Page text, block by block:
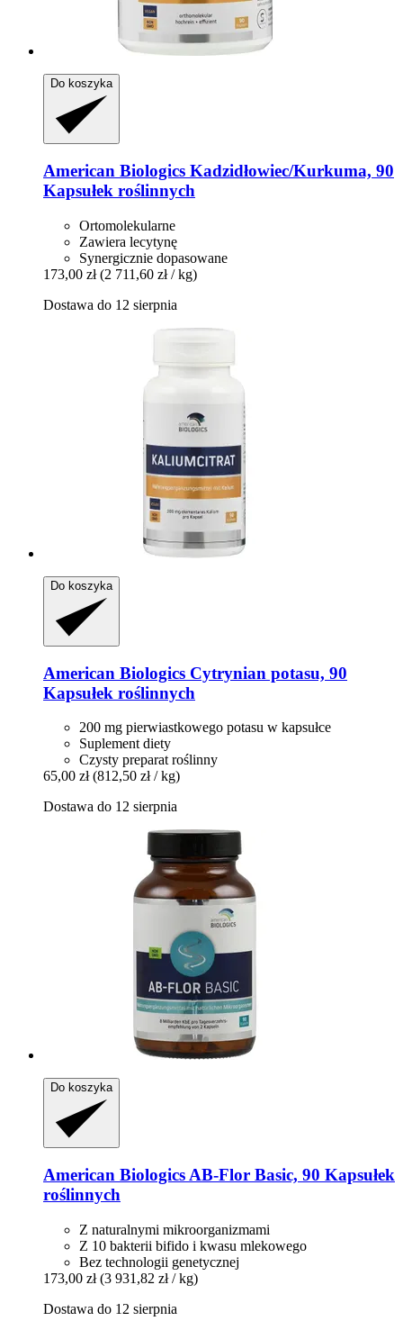
Do koszyka
American Biologics Kadzidłowiec/Kurkuma, 90
Kapsułek roślinnych
Ortomolekularne
Zawiera lecytynę
Synergicznie dopasowane
173,00 zł (2 711,60 zł / kg)
Dostawa do 12 sierpnia
Do koszyka
American Biologics Cytrynian potasu, 90
Kapsułek roślinnych
200 mg pierwiastkowego potasu w kapsułce
Suplement diety
Czysty preparat roślinny
65,00 zł (812,50 zł / kg)
Dostawa do 12 sierpnia
Do koszyka
American Biologics AB-​Flor Basic, 90 Kapsułek
roślinnych
Z naturalnymi mikroorganizmami
Z 10 bakterii bifido i kwasu mlekowego
Bez technologii genetycznej
173,00 zł (3 931,82 zł / kg)
Dostawa do 12 sierpnia